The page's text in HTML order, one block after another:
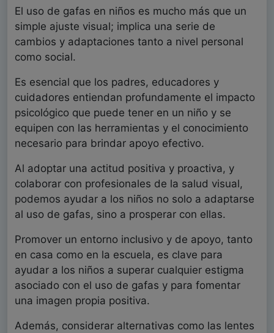
El uso de gafas en niños es mucho más que un
simple ajuste visual; implica una serie de
cambios y adaptaciones tanto a nivel personal
como social.
Es esencial que los padres, educadores y
cuidadores entiendan profundamente el impacto
psicológico que puede tener en un niño y se
equipen con las herramientas y el conocimiento
necesario para brindar apoyo efectivo.
Al adoptar una actitud positiva y proactiva, y
colaborar con profesionales de la salud visual,
podemos ayudar a los niños no solo a adaptarse
al uso de gafas, sino a prosperar con ellas.
Promover un entorno inclusivo y de apoyo, tanto
en casa como en la escuela, es clave para
ayudar a los niños a superar cualquier estigma
asociado con el uso de gafas y para fomentar
una imagen propia positiva.
Además, considerar alternativas como las lentes